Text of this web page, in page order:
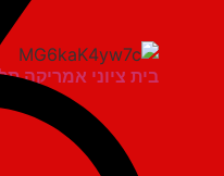
בית ציוני אמריקה תל אביב